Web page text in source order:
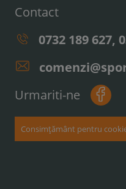
Contact
0732 189 627,
Urmariti-ne
Consimțământ pentru